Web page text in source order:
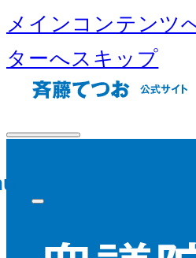
メインコンテンツ
ターへスキップ